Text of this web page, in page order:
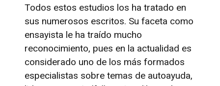
Todos estos estudios los ha tratado en
sus numerosos escritos. Su faceta como
ensayista le ha traído mucho
reconocimiento, pues en la actualidad es
considerado uno de los más formados
especialistas sobre temas de autoayuda,